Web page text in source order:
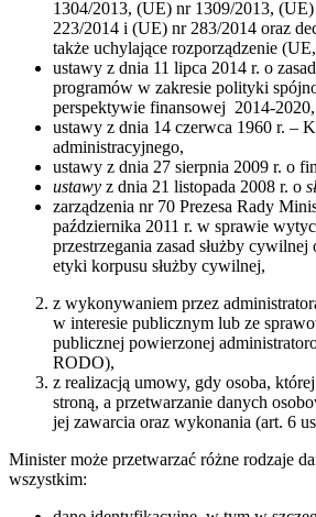
1304/2013, (UE) nr 1309/2013,
223/2014 i (UE) nr 283/2014 oraz
także uchylające rozporządzenie
ustawy z dnia 11 lipca 2014 r. o
programów w zakresie polityki
perspektywie finansowej 2014-2020,
ustawy z dnia 14 czerwca 1960 r. –
administracyjnego,
ustawy z dnia 27 sierpnia 2009 r. o
ustawy z dnia 21 listopada 2008 r. o
zarządzenia nr 70 Prezesa Rady
października 2011 r. w sprawie
przestrzegania zasad służby cywilnej
etyki korpusu służby cywilnej,
z wykonywaniem przez
w interesie publicznym lub ze
publicznej powierzonej
RODO),
z realizacją umowy, gdy osoba,
stroną, a przetwarzanie danych
jej zawarcia oraz wykonania (art. 6
Minister może przetwarzać różne rodzaje
wszystkim: